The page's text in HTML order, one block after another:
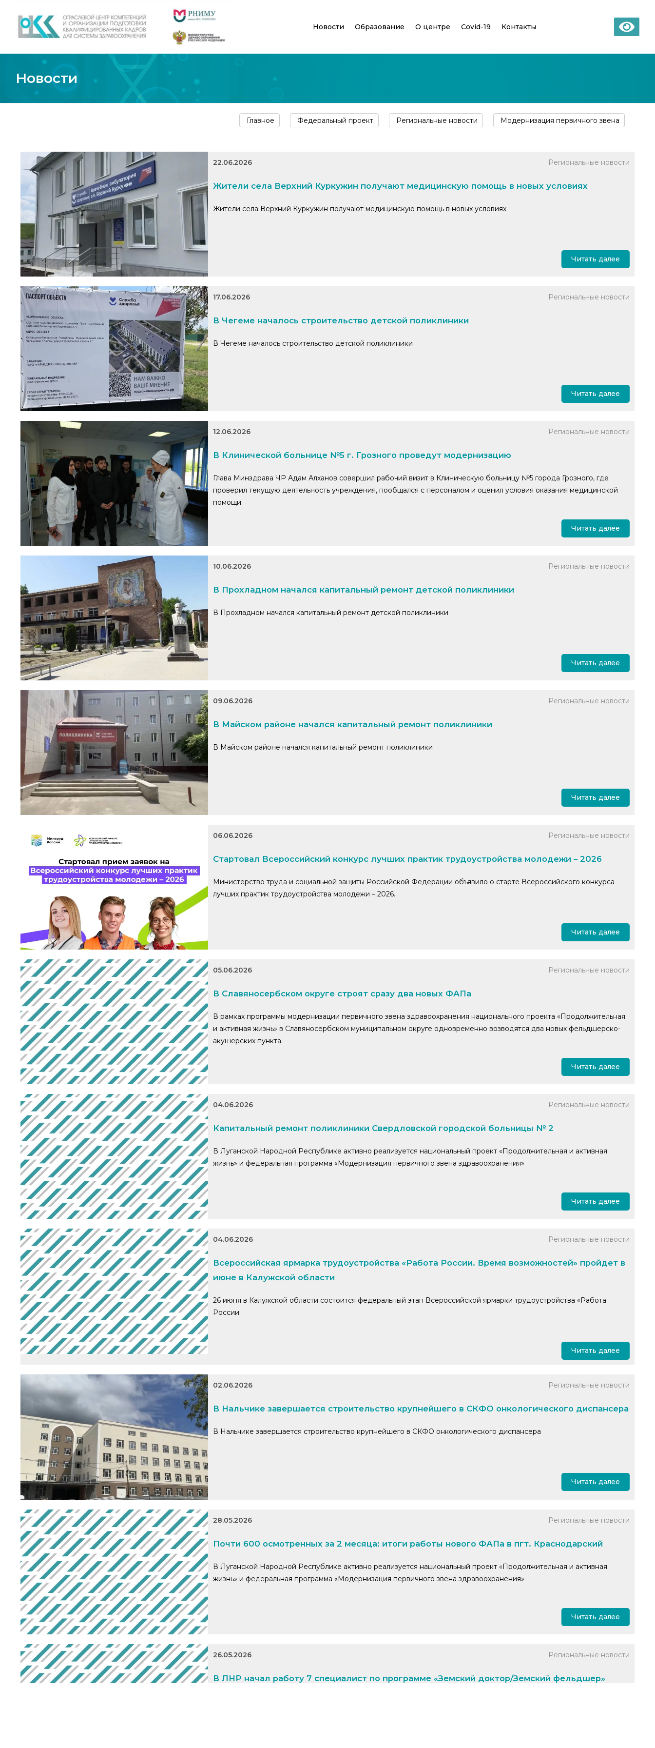
Новости Образование О центре Covid-19 Контакты
Новости
Главное Федеральный проект Региональные новости Модернизация первичного звена
22.06.2026 Региональные новости
Жители села Верхний Куркужин получают медицинскую помощь в новых условиях
Жители села Верхний Куркужин получают медицинскую помощь в новых условиях
Читать далее
17.06.2026 Региональные новости
В Чегеме началось строительство детской поликлиники
В Чегеме началось строительство детской поликлиники
Читать далее
12.06.2026 Региональные новости
В Клинической больнице №5 г. Грозного проведут модернизацию
Глава Минздрава ЧР Адам Алханов совершил рабочий визит в Клиническую больницу №5 города Грозного, где
проверил текущую деятельность учреждения, пообщался с персоналом и оценил условия оказания медицинской
помощи.
Читать далее
10.06.2026 Региональные новости
В Прохладном начался капитальный ремонт детской поликлиники
В Прохладном начался капитальный ремонт детской поликлиники
Читать далее
09.06.2026 Региональные новости
В Майском районе начался капитальный ремонт поликлиники
В Майском районе начался капитальный ремонт поликлиники
Читать далее
06.06.2026 Региональные новости
Стартовал Всероссийский конкурс лучших практик трудоустройства молодежи – 2026
Министерство труда и социальной защиты Российской Федерации объявило о старте Всероссийского конкурса
лучших практик трудоустройства молодежи – 2026.
Читать далее
05.06.2026 Региональные новости
В Славяносербском округе строят сразу два новых ФАПа
В рамках программы модернизации первичного звена здравоохранения национального проекта «Продолжительная
и активная жизнь» в Славяносербском муниципальном округе одновременно возводятся два новых фельдшерско-
акушерских пункта.
Читать далее
04.06.2026 Региональные новости
Капитальный ремонт поликлиники Свердловской городской больницы № 2
В Луганской Народной Республике активно реализуется национальный проект «Продолжительная и активная
жизнь» и федеральная программа «Модернизация первичного звена здравоохранения»
Читать далее
04.06.2026 Региональные новости
Всероссийская ярмарка трудоустройства «Работа России. Время возможностей» пройдет в
июне в Калужской области
26 июня в Калужской области состоится федеральный этап Всероссийской ярмарки трудоустройства «Работа
России.
Читать далее
02.06.2026 Региональные новости
В Нальчике завершается строительство крупнейшего в СКФО онкологического диспансера
В Нальчике завершается строительство крупнейшего в СКФО онкологического диспансера
Читать далее
28.05.2026 Региональные новости
Почти 600 осмотренных за 2 месяца: итоги работы нового ФАПа в пгт. Краснодарский
В Луганской Народной Республике активно реализуется национальный проект «Продолжительная и активная
жизнь» и федеральная программа «Модернизация первичного звена здравоохранения»
Читать далее
26.05.2026 Региональные новости
В ЛНР начал работу 7 специалист по программе «Земский доктор/Земский фельдшер»